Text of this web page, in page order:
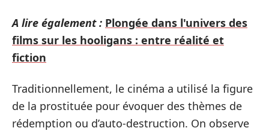
A lire également : Plongée dans l'univers des
films sur les hooligans : entre réalité et
fiction
Traditionnellement, le cinéma a utilisé la figure
de la prostituée pour évoquer des thèmes de
rédemption ou d’auto-destruction. On observe